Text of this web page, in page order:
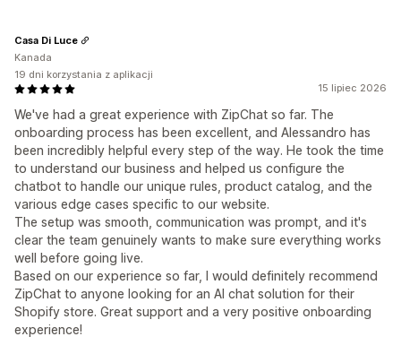
15 lipiec 2026
We've had a great experience with ZipChat so far. The
onboarding process has been excellent, and Alessandro has
been incredibly helpful every step of the way. He took the time
to understand our business and helped us configure the
chatbot to handle our unique rules, product catalog, and the
various edge cases specific to our website.
The setup was smooth, communication was prompt, and it's
clear the team genuinely wants to make sure everything works
well before going live.
Based on our experience so far, I would definitely recommend
ZipChat to anyone looking for an AI chat solution for their
Shopify store. Great support and a very positive onboarding
experience!
Casa Di Luce
Kanada
19 dni korzystania z aplikacji